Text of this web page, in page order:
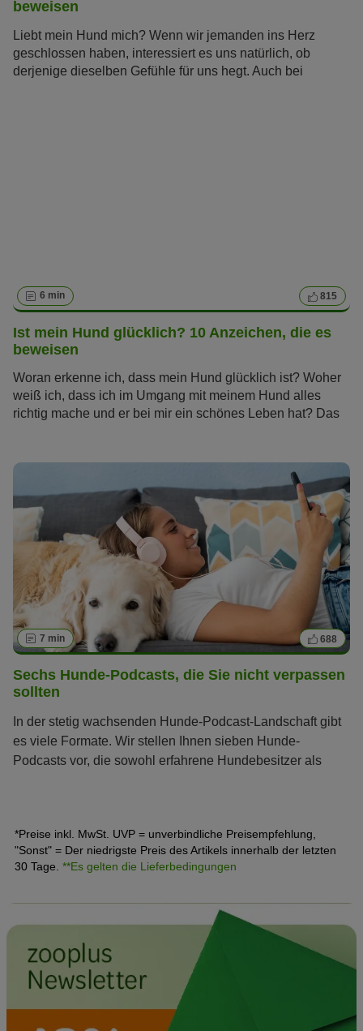
beweisen
Liebt mein Hund mich? Wenn wir jemanden ins Herz
geschlossen haben, interessiert es uns natürlich, ob
derjenige dieselben Gefühle für uns hegt. Auch bei
6 min 815
Ist mein Hund glücklich? 10 Anzeichen, die es
beweisen
Woran erkenne ich, dass mein Hund glücklich ist? Woher
weiß ich, dass ich im Umgang mit meinem Hund alles
richtig mache und er bei mir ein schönes Leben hat? Das
ist.
7 min 688
Sechs Hunde-Podcasts, die Sie nicht verpassen
sollten
In der stetig wachsenden Hunde-Podcast-Landschaft gibt
es viele Formate. Wir stellen Ihnen sieben Hunde-
Podcasts vor, die sowohl erfahrene Hundebesitzer als
*Preise inkl. MwSt. UVP = unverbindliche Preisempfehlung,
"Sonst" = Der niedrigste Preis des Artikels innerhalb der letzten
30 Tage. **Es gelten die Lieferbedingungen